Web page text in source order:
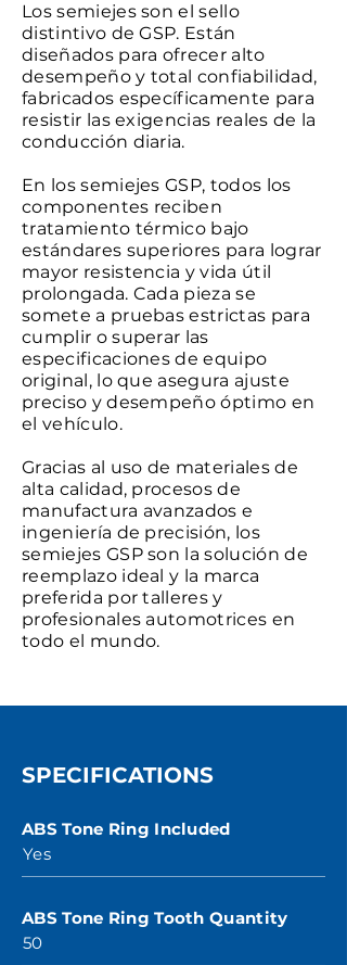
Los semiejes son el sello
distintivo de GSP. Están
diseñados para ofrecer alto
desempeño y total confiabilidad,
fabricados específicamente para
resistir las exigencias reales de la
conducción diaria.
En los semiejes GSP, todos los
componentes reciben
tratamiento térmico bajo
estándares superiores para lograr
mayor resistencia y vida útil
prolongada. Cada pieza se
somete a pruebas estrictas para
cumplir o superar las
especificaciones de equipo
original, lo que asegura ajuste
preciso y desempeño óptimo en
el vehículo.
Gracias al uso de materiales de
alta calidad, procesos de
manufactura avanzados e
ingeniería de precisión, los
semiejes GSP son la solución de
reemplazo ideal y la marca
preferida por talleres y
profesionales automotrices en
todo el mundo.
SPECIFICATIONS
ABS Tone Ring Included
Yes
ABS Tone Ring Tooth Quantity
50